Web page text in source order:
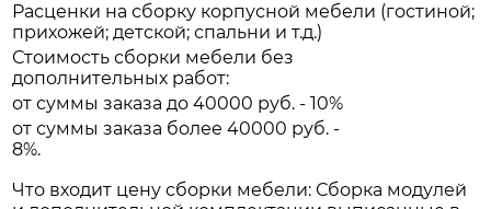
Расценки на сборку корпусной мебели (гостиной;
прихожей; детской; спальни и т.д.)
Стоимость сборки мебели без
дополнительных работ:
от суммы заказа до 40000 руб. - 10%
от суммы заказа более 40000 руб. -
8%.
Что входит цену сборки мебели: Сборка модулей